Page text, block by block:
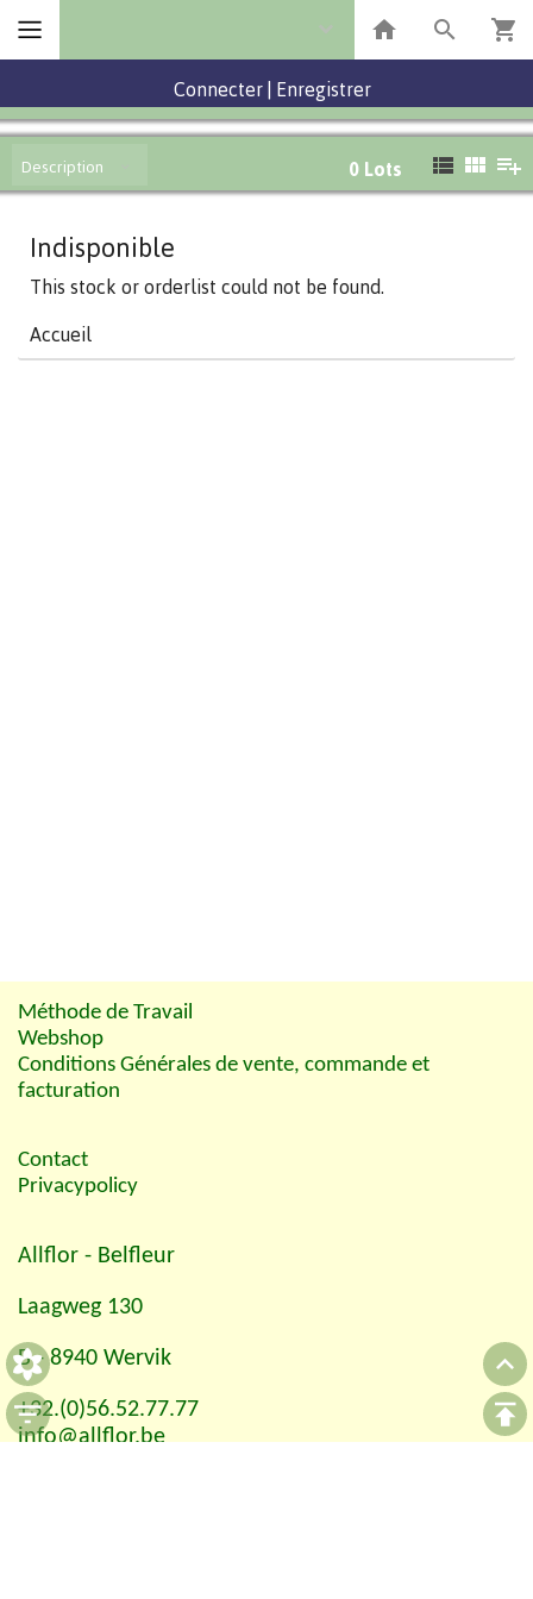
Connecter Enregistrer
Description 0 Lots
Indisponible
This stock or orderlist could not be found.
Accueil
Méthode de Travail
Webshop
Conditions Générales de vente, commande et
facturation
Contact
Privacypolicy
Allflor - Belfleur
Laagweg 130
B - 8940 Wervik
+32.(0)56.52.77.77
info@allflor.be